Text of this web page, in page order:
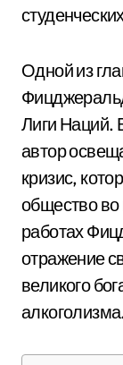
Одной из
Лиги Наций.
автор
кризис,
общество
работах
отражение
великого